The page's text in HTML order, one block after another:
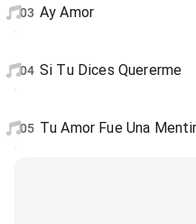
03 Ay Amor
04 Si Tu Dices Quererme
05 Tu Amor Fue Una